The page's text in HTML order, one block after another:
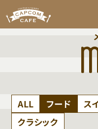
ALL フード ス
クラシック